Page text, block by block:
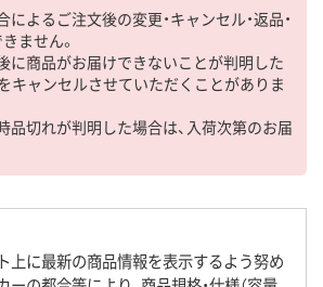
によるご注文後の変更・キャンセル・返品・
ません。
に商品がお届けできないことが判明した
キャンセルさせていただくことがありま
品切れが判明した場合は、入荷次第のお届
上に最新の商品情報を表示するよう努め